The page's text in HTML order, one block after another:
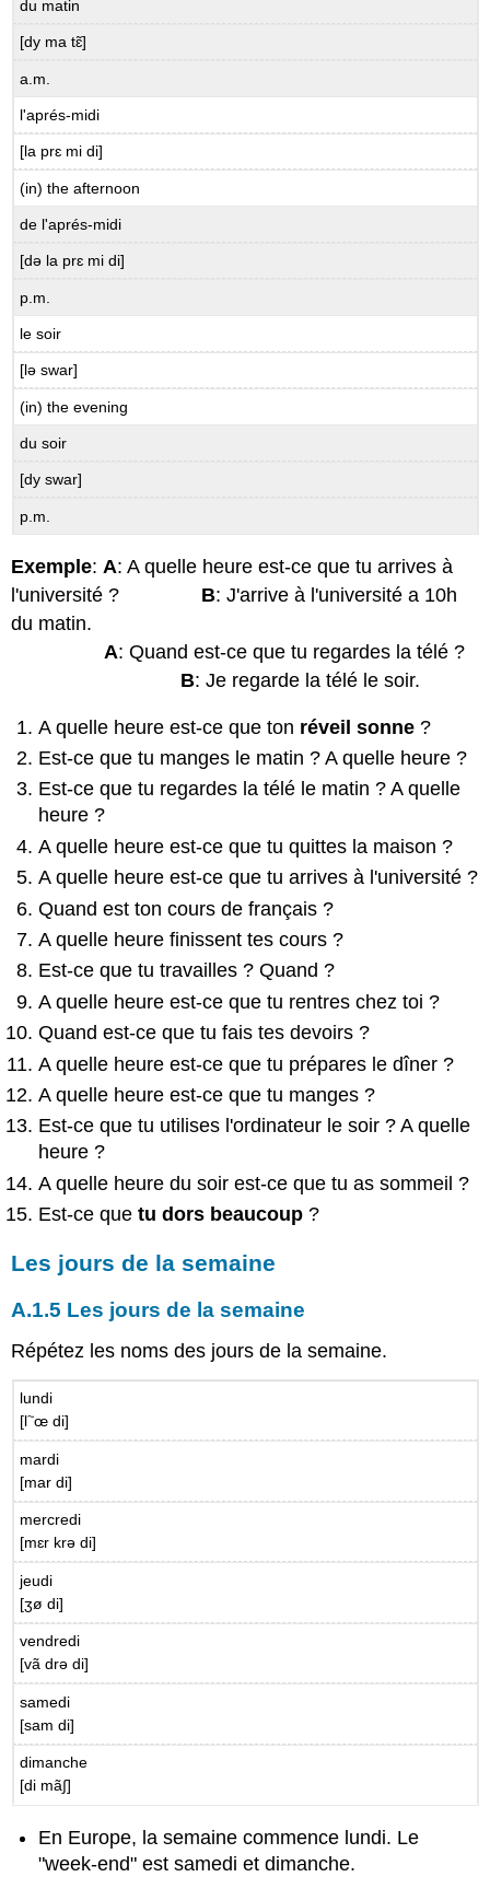
du matin
[dy ma tɛ̃]
a.m.
l'aprés-midi
[la prɛ mi di]
(in) the afternoon
de l'aprés-midi
[də la prɛ mi di]
p.m.
le soir
[lə swar]
(in) the evening
du soir
[dy swar]
p.m.
Exemple:A: A quelle heure est-ce que tu arrives à
l'université ? B: J'arrive à l'université a 10h
du matin.
A: Quand est-ce que tu regardes la télé ?
B: Je regarde la télé le soir.
A quelle heure est-ce que ton réveil sonne ?
Est-ce que tu manges le matin ? A quelle heure ?
Est-ce que tu regardes la télé le matin ? A quelle
heure ?
A quelle heure est-ce que tu quittes la maison ?
A quelle heure est-ce que tu arrives à l'université ?
Quand est ton cours de français ?
A quelle heure finissent tes cours ?
Est-ce que tu travailles ? Quand ?
A quelle heure est-ce que tu rentres chez toi ?
Quand est-ce que tu fais tes devoirs ?
A quelle heure est-ce que tu prépares le dîner ?
A quelle heure est-ce que tu manges ?
Est-ce que tu utilises l'ordinateur le soir ? A quelle
heure ?
A quelle heure du soir est-ce que tu as sommeil ?
Est-ce quetu dors beaucoup ?
Les jours de la semaine
A.1.5 Les jours de la semaine
Répétez les noms des jours de la semaine.
lundi
[l~œ di]
mardi
[mar di]
mercredi
[mɛr krə di]
jeudi
[ʒø di]
vendredi
[vã drə di]
samedi
[sam di]
dimanche
[di mã∫]
En Europe, la semaine commence lundi. Le
"week-end" est samedi et dimanche.